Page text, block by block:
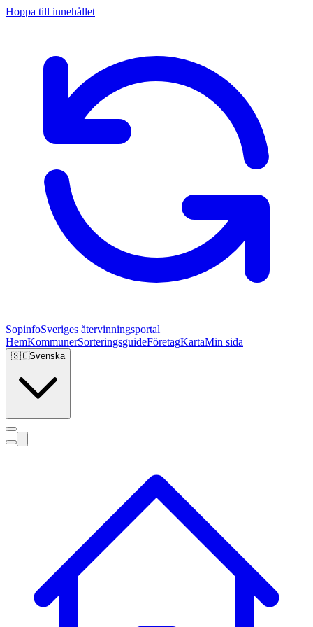
Hoppa till innehållet
SopinfoSveriges återvinningsportal
HemKommunerSorteringsguideFöretagKartaMin sida
🇸🇪Svenska